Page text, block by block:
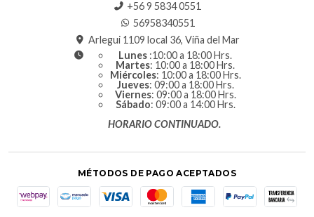
+56 9 5834 0551
56958340551
Arlegui 1109 local 36, Viña del Mar
Lunes :10:00 a 18:00 Hrs.
Martes: 10:00 a 18:00 Hrs.
Miércoles: 10:00 a 18:00 Hrs.
Jueves: 09:00 a 18:00 Hrs.
Viernes: 09:00 a 18:00 Hrs.
Sábado: 09:00 a 14:00 Hrs.
HORARIO CONTINUADO.
MÉTODOS DE PAGO ACEPTADOS